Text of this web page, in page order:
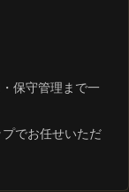
保守管理まで一
でお任せいただ